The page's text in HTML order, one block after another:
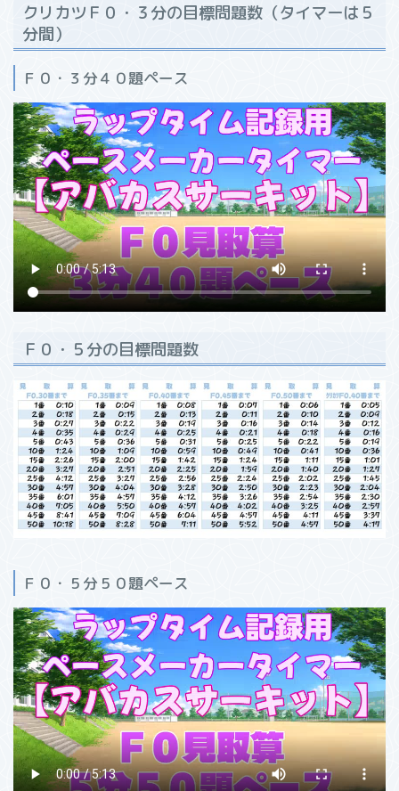
クリカツＦ０・３分の目標問題数（タイマーは５
分間）
Ｆ０・３分４０題ペース
Ｆ０・５分の目標問題数
Ｆ０・５分５０題ペース